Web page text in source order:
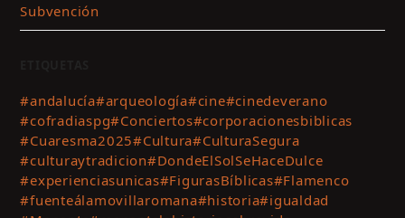
Subvención
#andalucía#arqueología#cine#cinedeverano
#cofradiaspg#Conciertos#corporacionesbiblicas
#Cuaresma2025#Cultura#CulturaSegura
#culturaytradicion#DondeElSolSeHaceDulce
#experienciasunicas#FigurasBíblicas#Flamenco
#fuenteálamovillaromana#historia#igualdad